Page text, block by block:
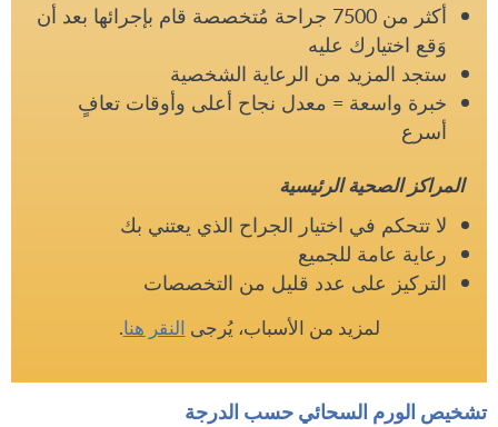
أكثر من 7500 جراحة مُتخصصة قام بإجرائها بعد أن
وَقع اختيارك عليه
ستجد المزيد من الرعاية الشخصية
خبرة واسعة = معدل نجاح أعلى وأوقات تعافٍ
أسرع
المراكز الصحية الرئيسية
لا تتحكم في اختيار الجراح الذي يعتني بك
رعاية عامة للجميع
التركيز على عدد قليل من التخصصات
لمزيد من الأسباب، يُرجى النقر هنا.
تشخيص الورم السحائي حسب الدرجة